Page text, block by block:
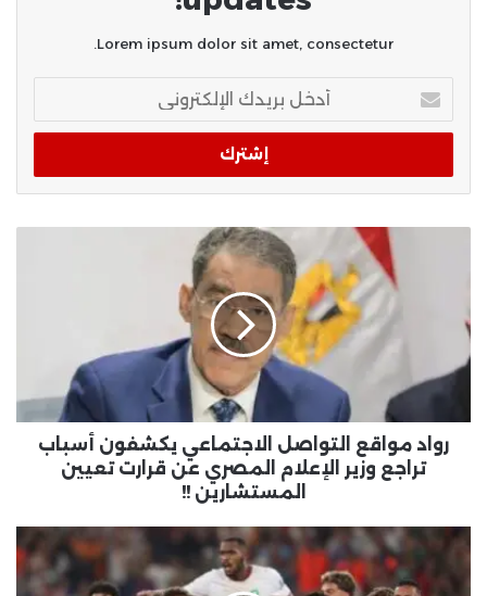
Lorem ipsum dolor sit amet, consectetur.
بريدك
الإلكتروني
رواد مواقع التواصل الاجتماعي يكشفون أسباب
تراجع وزير الإعلام المصري عن قرارت تعيين
المستشارين !!